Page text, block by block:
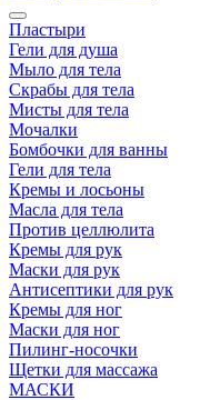
Пластыри
Гели для душа
Мыло для тела
Скрабы для тела
Мисты для тела
Мочалки
Бомбочки для ванны
Гели для тела
Кремы и лосьоны
Масла для тела
Против целлюлита
Кремы для рук
Маски для рук
Антисептики для рук
Кремы для ног
Маски для ног
Пилинг-носочки
Щетки для массажа
МАСКИ